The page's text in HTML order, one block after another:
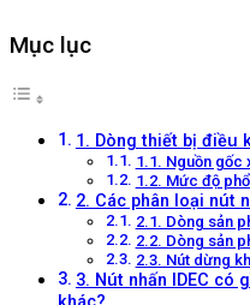
Mục lục
1. Dòng thiết bị điều
1.1. Nguồn gốc
1.2. Mức độ
2. Các phân loại nút
2.1. Dòng sản
2.2. Dòng sản
2.3. Nút dừng
3. Nút nhấn IDEC có